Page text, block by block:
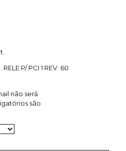
P/ PCI 1 REV. 60
não será
são